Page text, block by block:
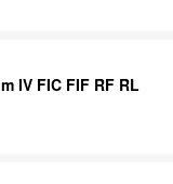
IV FIC FIF RF RL